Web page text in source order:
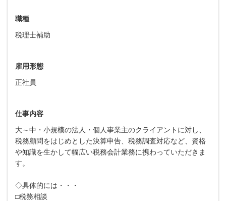
職種
税理士補助
雇用形態
正社員
仕事内容
大～中・小規模の法人・個人事業主のクライアントに対し、
税務顧問をはじめとした決算申告、税務調査対応など、資格
や知識を生かして幅広い税務会計業務に携わっていただきま
す。
◇具体的には・・・
□税務相談